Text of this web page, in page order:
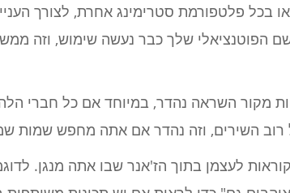
הפוטנציאלי שלך כבר נעשה שימוש, וזה
מקור השראה נהדר, במיוחד אם כל חברי
לעצמן בתוך הז'אנר שבו אתה מנגן.